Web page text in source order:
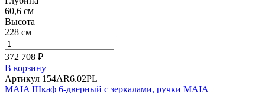
60,6 см
Высота
228 см
372 708 ₽
В корзину
Артикул 154AR6.02PL
MAIA Шкаф 6-дверный с зеркалами, ручки MAIA